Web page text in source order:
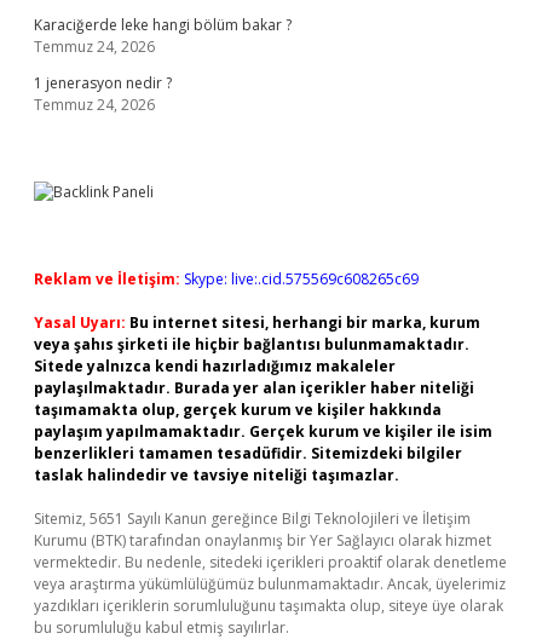
Karaciğerde leke hangi bölüm bakar ?
Temmuz 24, 2026
1 jenerasyon nedir ?
Temmuz 24, 2026
Reklam ve İletişim: Skype: live:.cid.575569c608265c69
Yasal Uyarı: Bu internet sitesi, herhangi bir marka, kurum
veya şahıs şirketi ile hiçbir bağlantısı bulunmamaktadır.
Sitede yalnızca kendi hazırladığımız makaleler
paylaşılmaktadır. Burada yer alan içerikler haber niteliği
taşımamakta olup, gerçek kurum ve kişiler hakkında
paylaşım yapılmamaktadır. Gerçek kurum ve kişiler ile isim
benzerlikleri tamamen tesadüfidir. Sitemizdeki bilgiler
taslak halindedir ve tavsiye niteliği taşımazlar.
Sitemiz, 5651 Sayılı Kanun gereğince Bilgi Teknolojileri ve İletişim
Kurumu (BTK) tarafından onaylanmış bir Yer Sağlayıcı olarak hizmet
vermektedir. Bu nedenle, sitedeki içerikleri proaktif olarak denetleme
veya araştırma yükümlülüğümüz bulunmamaktadır. Ancak, üyelerimiz
yazdıkları içeriklerin sorumluluğunu taşımakta olup, siteye üye olarak
bu sorumluluğu kabul etmiş sayılırlar.